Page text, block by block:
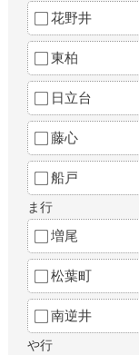
花野井
東柏
日立台
藤心
船戸
ま行
増尾
松葉町
南逆井
や行